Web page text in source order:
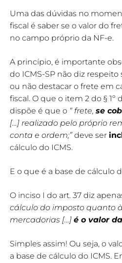
Uma das dúvidas no
fiscal é saber se o valor do
no campo próprio da NF-e.
A princípio, é importante
do ICMS-SP não diz
ou não destacar o frete em
fiscal. O que o item 2 do § 1º
dispõe é que o “ frete, se
[…] realizado pelo próprio
conta e ordem;” deve ser
cálculo do ICMS.
E o que é a base de cálculo
O inciso I do art. 37 diz
cálculo do imposto quanto
mercadorias […] é o valor
Simples assim! Ou seja, o
a base de cálculo do ICMS.